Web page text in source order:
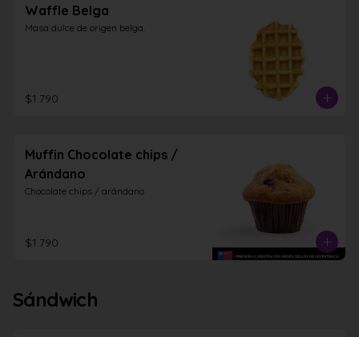
Waffle Belga
Masa dulce de origen belga.
$1.790
Muffin Chocolate chips /
Arándano
Chocolate chips / arándano
$1.790
Sándwich